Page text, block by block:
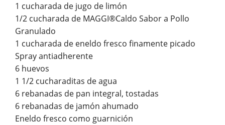
1 cucharada de jugo de limón
1/2 cucharada de MAGGI®Caldo Sabor a Pollo
Granulado
1 cucharada de eneldo fresco finamente picado
Spray antiadherente
6 huevos
1 1/2 cucharaditas de agua
6 rebanadas de pan integral, tostadas
6 rebanadas de jamón ahumado
Eneldo fresco como guarnición